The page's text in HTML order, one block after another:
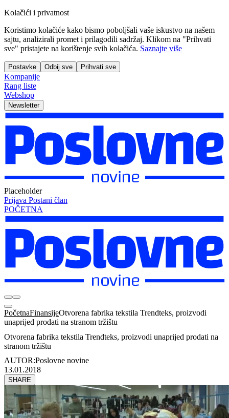
Kolačići i privatnost
Koristimo kolačiće kako bismo poboljšali vaše iskustvo na našem
sajtu, analizirali promet i prilagodili sadržaj. Klikom na "Prihvati
sve" pristajete na korištenje svih kolačića. Saznajte više
Postavke Odbij sve Prihvati sve
Kompanije
Rang liste
Webshop
Newsletter
Placeholder
Prijava Postani član
POČETNA
PočetnaFinansijeOtvorena fabrika tekstila Trendteks, proizvodi
unaprijed prodati na stranom tržištu
Otvorena fabrika tekstila Trendteks, proizvodi unaprijed prodati na
stranom tržištu
AUTOR:Poslovne novine
13.01.2018
SHARE